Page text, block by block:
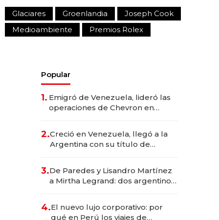
Glaciares Groenlandia
Joseph Cook
Medioambiente
Premios Rolex
Popular
1. Emigró de Venezuela, lideró las
operaciones de Chevron en
2.Creció en Venezuela, llegó a la
Argentina con su título de
las marcas "fast premium"
3.De Paredes y Lisandro Martínez
a Mirtha Legrand: dos argentinos
4.El nuevo lujo corporativo: por
qué en Perú los viajes de